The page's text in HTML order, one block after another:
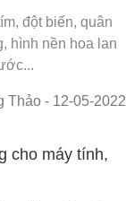
đột biến, quân
hình nền hoa lan
Thảo - 12-05-2022
cho máy tính,